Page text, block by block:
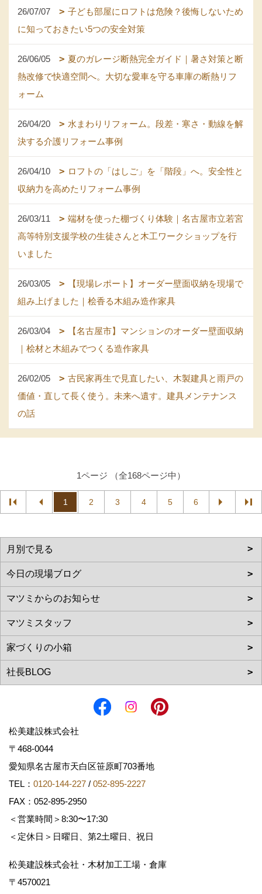
26/07/07
子ども部屋にロフトは危険？後悔しないため
に知っておきたい5つの安全対策
26/06/05
夏のガレージ断熱完全ガイド｜暑さ対策と断
熱改修で快適空間へ。大切な愛車を守る車庫の断熱リフ
ォーム
26/04/20
水まわりリフォーム。段差・寒さ・動線を解
決する介護リフォーム事例
26/04/10
ロフトの「はしご」を「階段」へ。安全性と
収納力を高めたリフォーム事例
26/03/11
端材を使った棚づくり体験｜名古屋市立若宮
高等特別支援学校の生徒さんと木工ワークショップを行
いました
26/03/05
【現場レポート】オーダー壁面収納を現場で
組み上げました｜桧香る木組み造作家具
26/03/04
【名古屋市】マンションのオーダー壁面収納
｜桧材と木組みでつくる造作家具
26/02/05
古民家再生で見直したい、木製建具と雨戸の
価値・直して長く使う。未来へ遺す。建具メンテナンス
の話
1ページ （全168ページ中）
1 2 3 4 5 6
松美建設株式会社
〒468-0044
愛知県名古屋市天白区笹原町703番地
TEL： 0120-144-227 / 052-895-2227
FAX：052-895-2950
＜営業時間＞8:30〜17:30
＜定休日＞日曜日、第2土曜日、祝日
松美建設株式会社・木材加工工場・倉庫
〒4570021